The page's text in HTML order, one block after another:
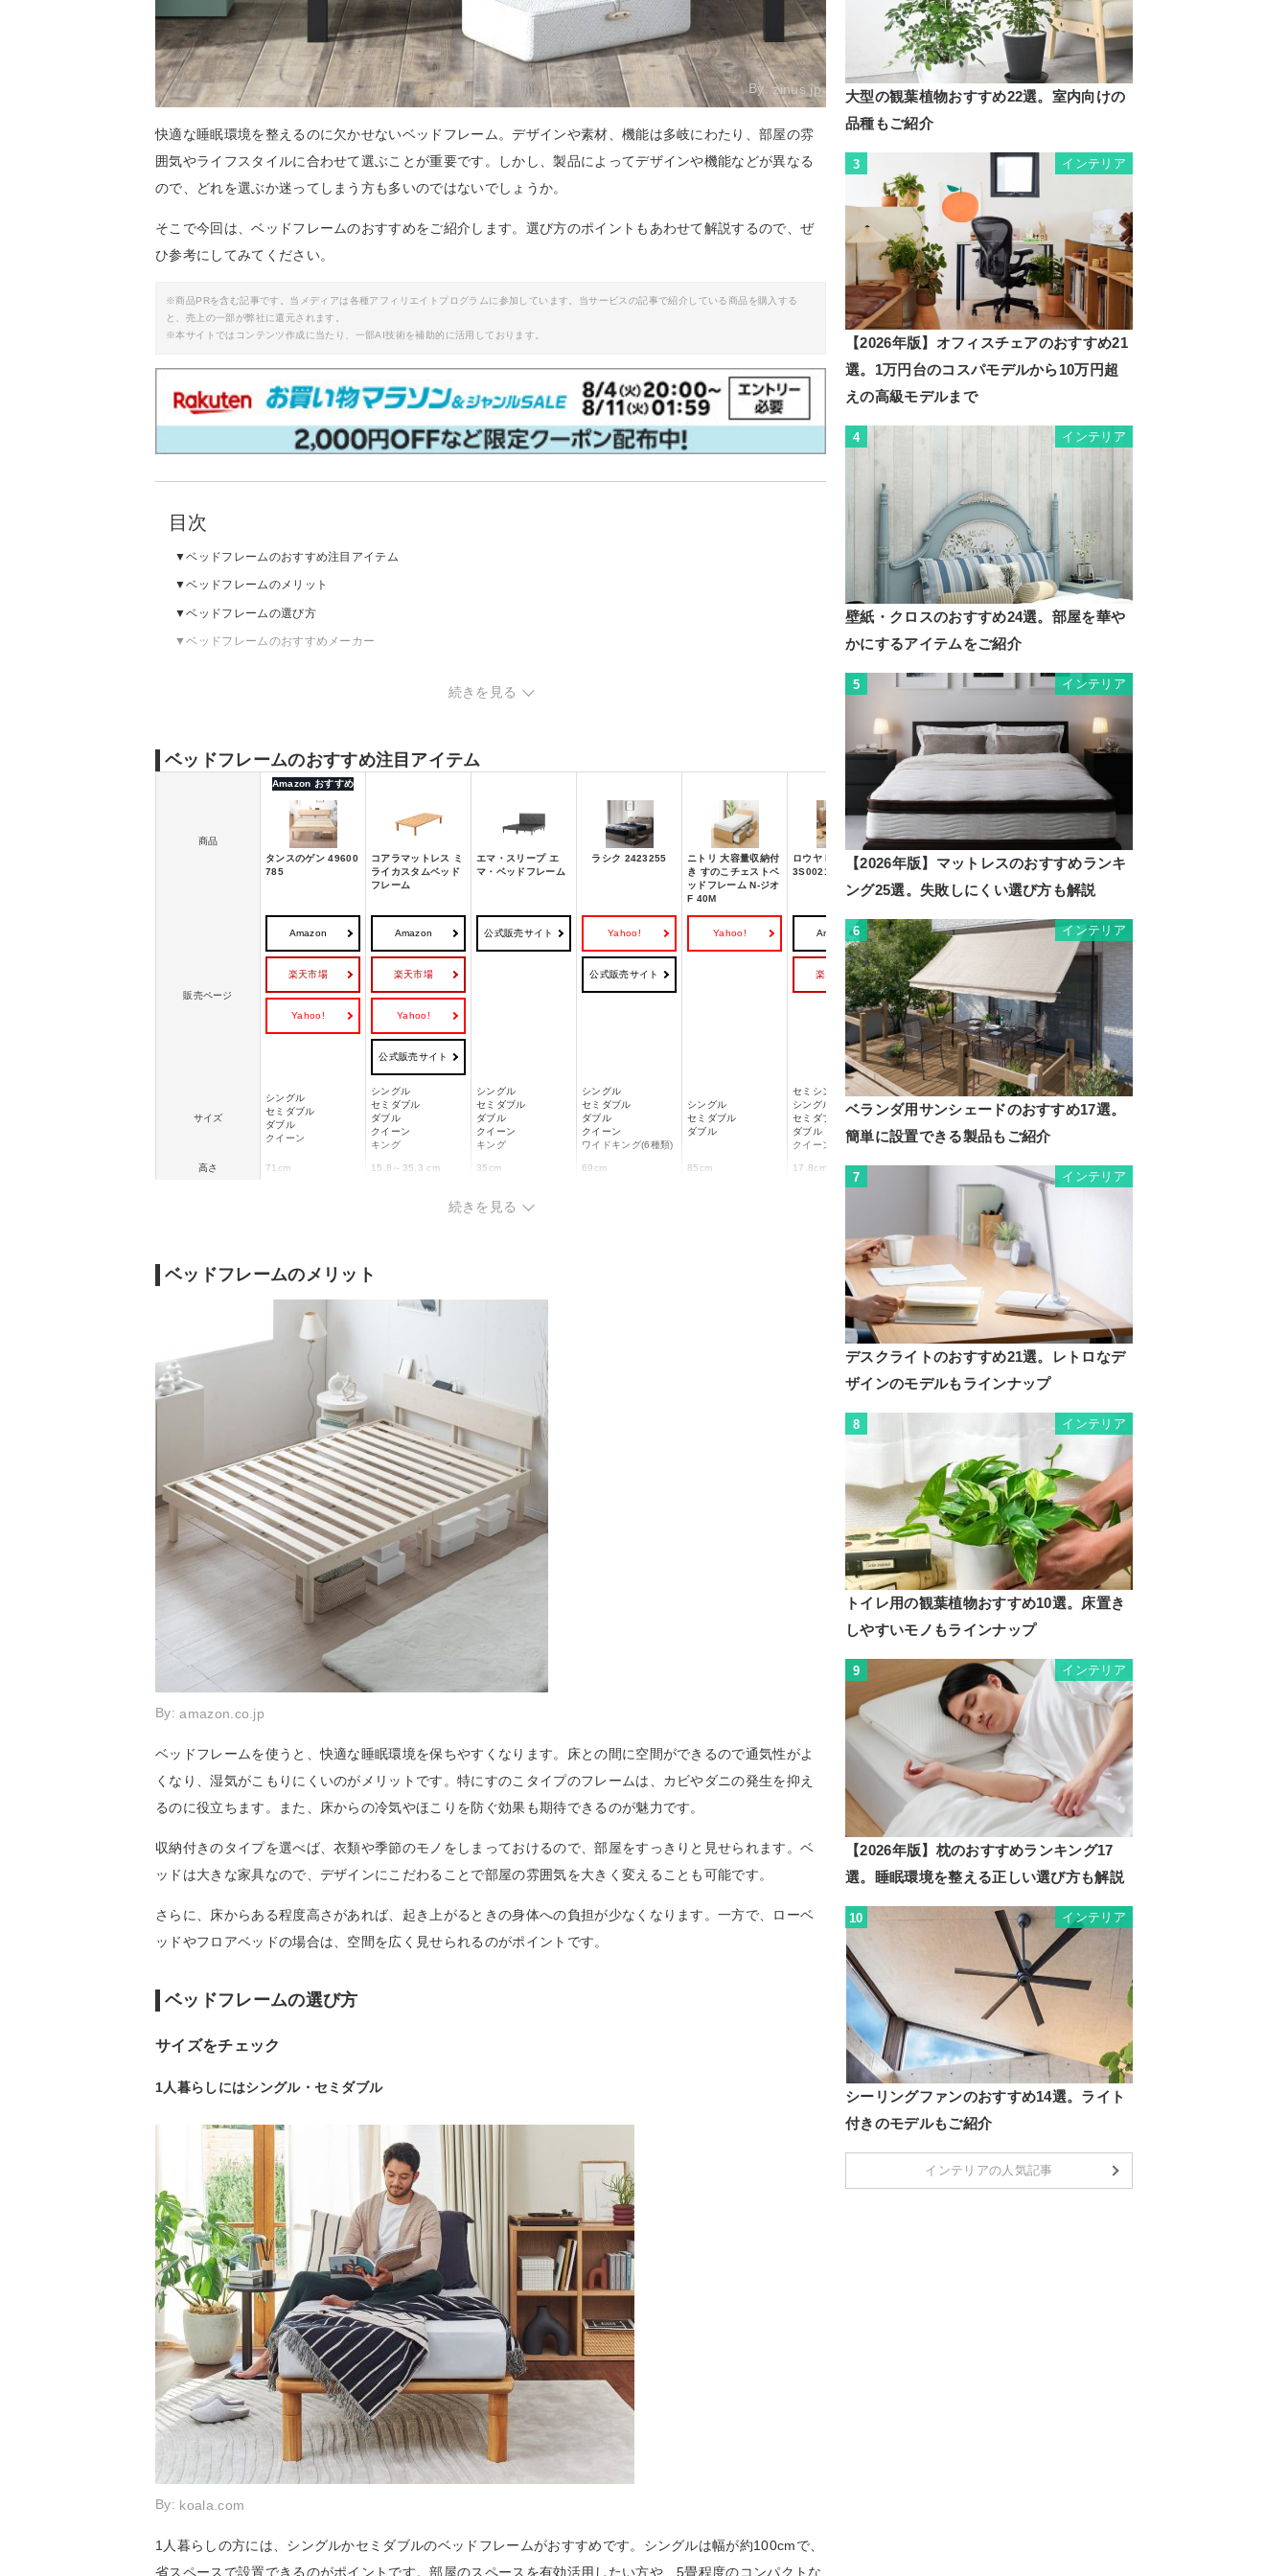
By: zinus.jp
快適な睡眠環境を整えるのに欠かせないベッドフレーム。デザインや素材、機能は多岐にわたり、部屋の雰
囲気やライフスタイルに合わせて選ぶことが重要です。しかし、製品によってデザインや機能などが異なる
ので、どれを選ぶか迷ってしまう方も多いのではないでしょうか。
そこで今回は、ベッドフレームのおすすめをご紹介します。選び方のポイントもあわせて解説するので、ぜ
ひ参考にしてみてください。
※商品PRを含む記事です。当メディアは各種アフィリエイトプログラムに参加しています。当サービスの記事で紹介している商品を購入する
と、売上の一部が弊社に還元されます。
※本サイトではコンテンツ作成に当たり、一部AI技術を補助的に活用しております。
目次
ベッドフレームのおすすめ注目アイテム
ベッドフレームのメリット
ベッドフレームの選び方
ベッドフレームのおすすめメーカー
ベッドフレームのおすすめランキング｜収納付き・棚付き
ベッドフレームの売れ筋ランキングをチェック
続きを見る
ベッドフレームのおすすめ注目アイテム
商品
Amazon おすすめ
タンスのゲン 49600
785
コアラマットレス ミ
ライカスタムベッド
フレーム
エマ・スリープ エ
マ・ベッドフレーム
ラシク 2423255
ニトリ 大容量収納付
き すのこチェストベ
ッドフレーム N-ジオ
F 40M
ロウヤ F909 G1015
3S0021
販売ページ
Amazon
楽天市場
Yahoo!
Amazon
楽天市場
Yahoo!
公式販売サイト
公式販売サイト Yahoo!
公式販売サイト
Yahoo! Amazon
楽天市場
サイズ
シングル
セミダブル
ダブル
クイーン
シングル
セミダブル
ダブル
クイーン
キング
シングル
セミダブル
ダブル
クイーン
キング
シングル
セミダブル
ダブル
クイーン
ワイドキング(6種類)
シングル
セミダブル
ダブル
セミシングル
シングル
セミダブル
ダブル
クイーン
高さ 71cm 15.8～35.3 cm 35cm 69cm 85cm 17.8cm
すのこ：LVB
塗装：ラッカー塗装
フレーム、脚、プラ
ル
金属フレーム
足：プラスチック木
プリント紙化粧繊維
耐荷重
400kg（静止耐荷
続きを見る
ベッドフレームのメリット
By:amazon.co.jp
ベッドフレームを使うと、快適な睡眠環境を保ちやすくなります。床との間に空間ができるので通気性がよ
くなり、湿気がこもりにくいのがメリットです。特にすのこタイプのフレームは、カビやダニの発生を抑え
るのに役立ちます。また、床からの冷気やほこりを防ぐ効果も期待できるのが魅力です。
収納付きのタイプを選べば、衣類や季節のモノをしまっておけるので、部屋をすっきりと見せられます。ベ
ッドは大きな家具なので、デザインにこだわることで部屋の雰囲気を大きく変えることも可能です。
さらに、床からある程度高さがあれば、起き上がるときの身体への負担が少なくなります。一方で、ローベ
ッドやフロアベッドの場合は、空間を広く見せられるのがポイントです。
ベッドフレームの選び方
サイズをチェック
1人暮らしにはシングル・セミダブル
By: koala.com
1人暮らしの方には、シングルかセミダブルのベッドフレームがおすすめです。シングルは幅が約100cmで、
省スペースで設置できるのがポイントです。部屋のスペースを有効活用したい方や、5畳程度のコンパクトな
大型の観葉植物おすすめ22選。室内向けの
品種もご紹介
3 インテリア
【2026年版】オフィスチェアのおすすめ21
選。1万円台のコスパモデルから10万円超
えの高級モデルまで
4 インテリア
壁紙・クロスのおすすめ24選。部屋を華や
かにするアイテムをご紹介
5 インテリア
【2026年版】マットレスのおすすめランキ
ング25選。失敗しにくい選び方も解説
6 インテリア
ベランダ用サンシェードのおすすめ17選。
簡単に設置できる製品もご紹介
7 インテリア
デスクライトのおすすめ21選。レトロなデ
ザインのモデルもラインナップ
8 インテリア
トイレ用の観葉植物おすすめ10選。床置き
しやすいモノもラインナップ
9 インテリア
【2026年版】枕のおすすめランキング17
選。睡眠環境を整える正しい選び方も解説
10 インテリア
シーリングファンのおすすめ14選。ライト
付きのモデルもご紹介
インテリアの人気記事